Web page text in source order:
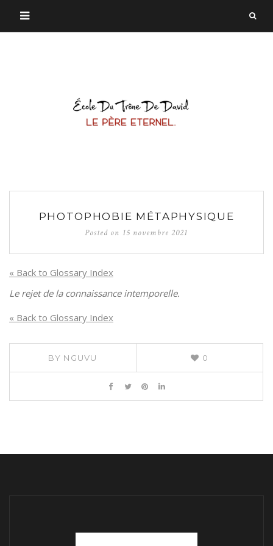
PHOTOPHOBIE MÉTAPHYSIQUE
Posted on 15 novembre 2021
« Back to Glossary Index
Le rejet de la connaissance intemporelle.
« Back to Glossary Index
BY NGUVU 0